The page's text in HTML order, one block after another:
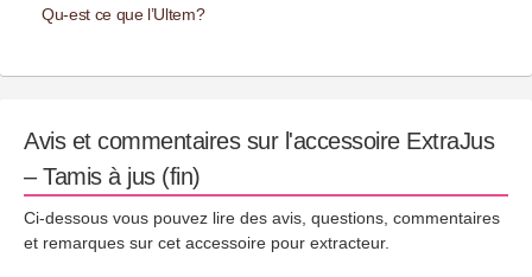
Qu-est ce que l’Ultem?
Avis et commentaires sur l'accessoire ExtraJus
– Tamis à jus (fin)
Ci-dessous vous pouvez lire des avis, questions, commentaires
et remarques sur cet accessoire pour extracteur.